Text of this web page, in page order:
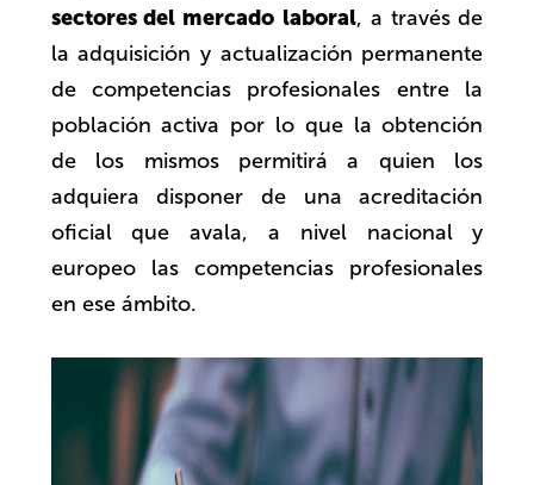
sectores del mercado laboral, a través de
la adquisición y actualización permanente
de competencias profesionales entre la
población activa por lo que la obtención
de los mismos permitirá a quien los
adquiera disponer de una acreditación
oficial que avala, a nivel nacional y
europeo las competencias profesionales
en ese ámbito.